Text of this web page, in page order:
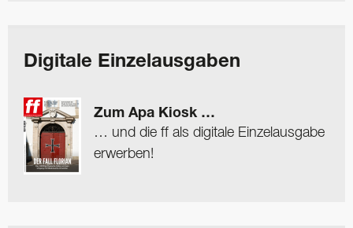
Digitale Einzelausgaben
Zum Apa Kiosk …
… und die ff als digitale Einzelausgabe
erwerben!